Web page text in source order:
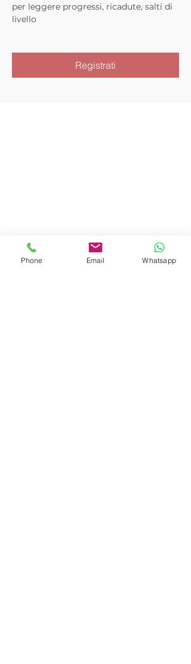
per leggere progressi, ricadute, salti di
livello
Registrati
Phone Email Whatsapp